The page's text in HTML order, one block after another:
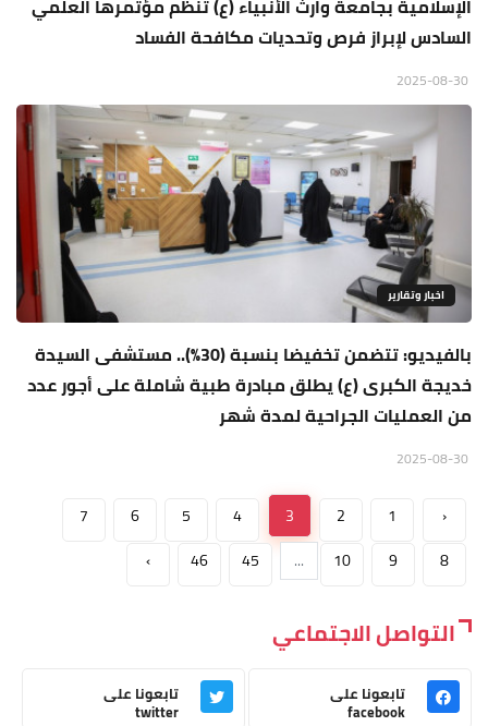
الإسلامية بجامعة وارث الأنبياء (ع) تنظم مؤتمرها العلمي
السادس لإبراز فرص وتحديات مكافحة الفساد
اخبار وتقارير
بالفيديو: تتضمن تخفيضا بنسبة (30%).. مستشفى السيدة
خديجة الكبرى (ع) يطلق مبادرة طبية شاملة على أجور عدد
من العمليات الجراحية لمدة شهر
‹
1
2
3
4
5
6
7
8
9
10
...
45
46
›
التواصل الاجتماعي
تابعونا على
facebook
تابعونا على
twitter